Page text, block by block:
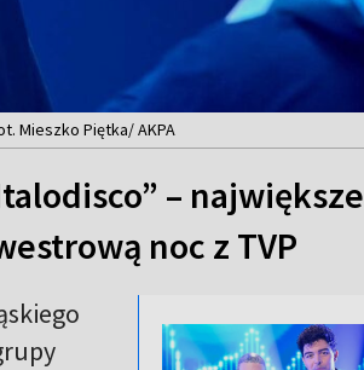
Mieszko Piętka/ AKPA
– największe
noc z TVP